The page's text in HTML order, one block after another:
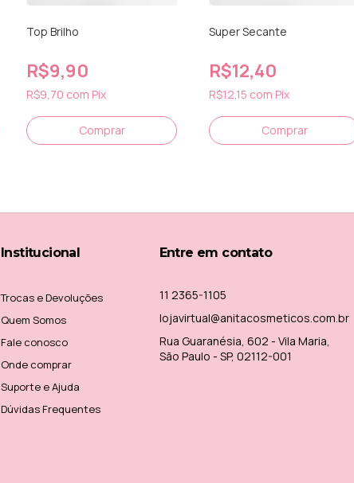
Top Brilho
R$9,90
R$9,70 com Pix
Super Secante
R$12,40
R$12,15 com Pix
Institucional
Trocas e Devoluções
Quem Somos
Fale conosco
Onde comprar
Suporte e Ajuda
Dúvidas Frequentes
Entre em contato
11 2365-1105
lojavirtual@anitacosmeticos.com.br
Rua Guaranésia, 602 - Vila Maria,
São Paulo - SP, 02112-001